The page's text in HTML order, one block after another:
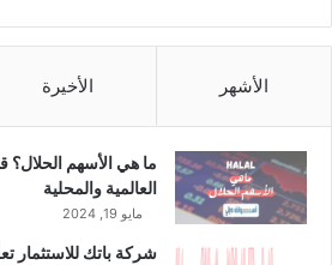
الأشهر الأخيرة
ما هي الأسهم الحلال؟
العالمية والمحلية
مايو 19, 2024
شركة باتك للاستثمار